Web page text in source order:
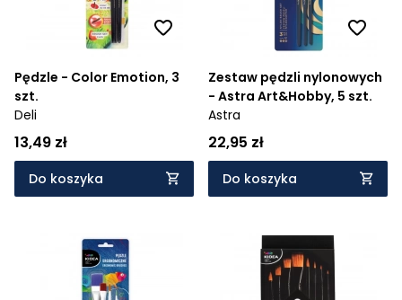
Pędzle - Color Emotion, 3
szt.
Deli
13,49 zł
Do koszyka
Zestaw pędzli nylonowych
- Astra Art&Hobby, 5 szt.
Astra
22,95 zł
Do koszyka